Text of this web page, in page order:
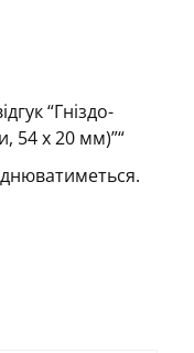
“Гніздо-
54 х 20 мм)”“